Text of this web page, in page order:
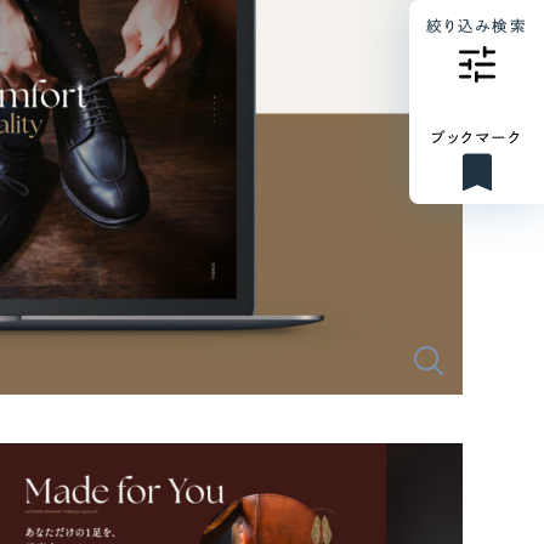
絞り込み検索
ブックマーク